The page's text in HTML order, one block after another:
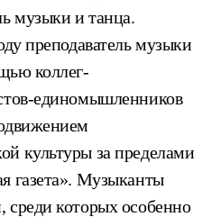
музыки и танца.
преподаватель музыки
коллег-
единомышленников
культуры за пределами
газета». Музыканты
которых особенно